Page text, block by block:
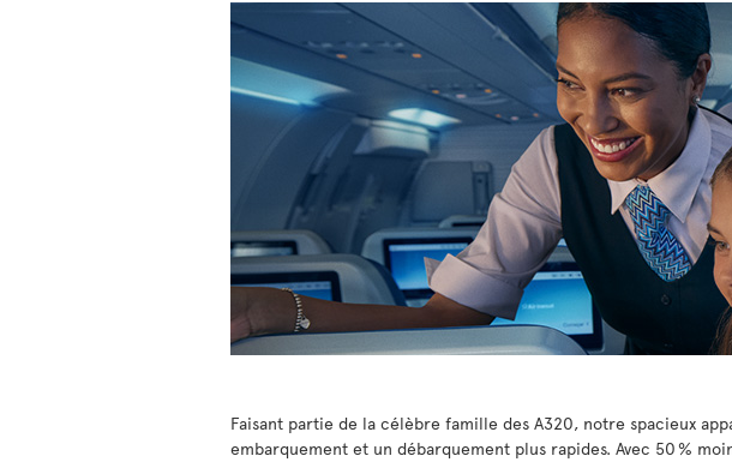
Faisant partie de la célèbre famille des A320, notre spacieux
embarquement et un débarquement plus rapides. Avec 50 %